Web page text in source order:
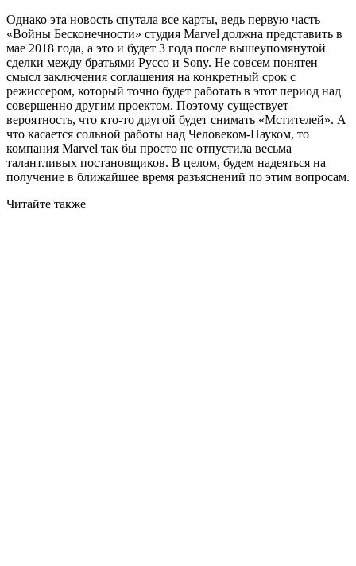
Однако эта новость спутала все карты, ведь первую часть
«Войны Бесконечности» студия Marvel должна представить в
мае 2018 года, а это и будет 3 года после вышеупомянутой
сделки между братьями Руссо и Sony. Не совсем понятен
смысл заключения соглашения на конкретный срок с
режиссером, который точно будет работать в этот период над
совершенно другим проектом. Поэтому существует
вероятность, что кто-то другой будет снимать «Мстителей». А
что касается сольной работы над Человеком-Пауком, то
компания Marvel так бы просто не отпустила весьма
талантливых постановщиков. В целом, будем надеяться на
получение в ближайшее время разъяснений по этим вопросам.
Читайте также